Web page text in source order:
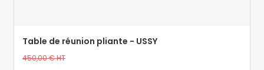
Table de réunion pliante - USSY
Prix
450,00 €HT